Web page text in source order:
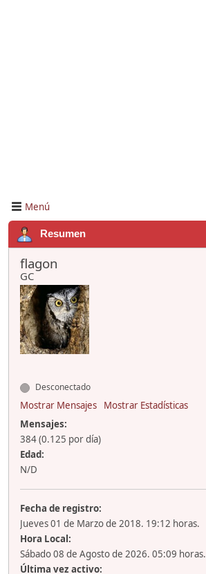
Menú
Resumen
flagon
GC
Desconectado
Mostrar Mensajes
Mostrar Estadísticas
Mensajes:
384 (0.125 por día)
Edad:
N/D
Fecha de registro:
Jueves 01 de Marzo de 2018. 19:12 horas.
Hora Local:
Sábado 08 de Agosto de 2026. 05:09 horas.
Última vez activo: